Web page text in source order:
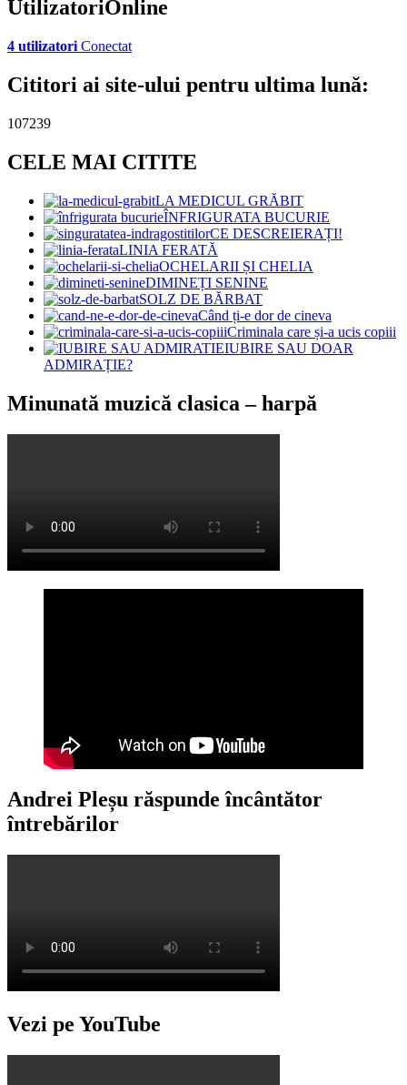
UtilizatoriOnline
4 utilizatori Conectat
Cititori ai site-ului pentru ultima lună:
107239
CELE MAI CITITE
LA MEDICUL GRĂBIT
ÎNFRIGURATA BUCURIE
CE DESCREIERAȚI!
LINIA FERATĂ
OCHELARII ȘI CHELIA
DIMINEȚI SENINE
SOLZ DE BĂRBAT
Când ți-e dor de cineva
Criminala care și-a ucis copiii
IUBIRE SAU DOAR
ADMIRAȚIE?
Minunată muzică clasica – harpă
Andrei Pleșu răspunde încântător
întrebărilor
Vezi pe YouTube